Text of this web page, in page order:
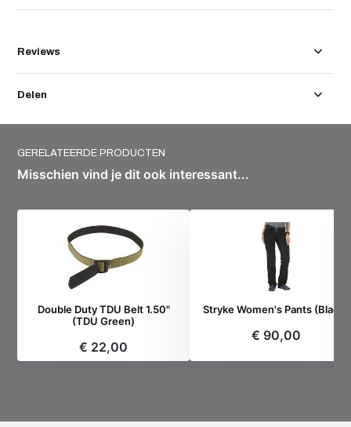
Reviews
Delen
GERELATEERDE PRODUCTEN
Misschien vind je dit ook interessant...
Double Duty TDU Belt 1.50"
(TDU Green)
€ 22,00
Stryke Women's Pants (Black)
€ 90,00